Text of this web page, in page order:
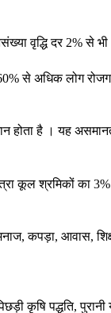
वृद्धि दर 2% से
से अधिक लोग
है । यह
कूल श्रमिकों का
कपड़ा, आवास,
कृषि पद्धति,